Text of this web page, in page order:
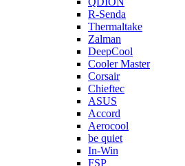
R-Senda
Thermaltake
Zalman
DeepCool
Cooler Master
Corsair
Chieftec
ASUS
Accord
Aerocool
be quiet
In-Win
FSP